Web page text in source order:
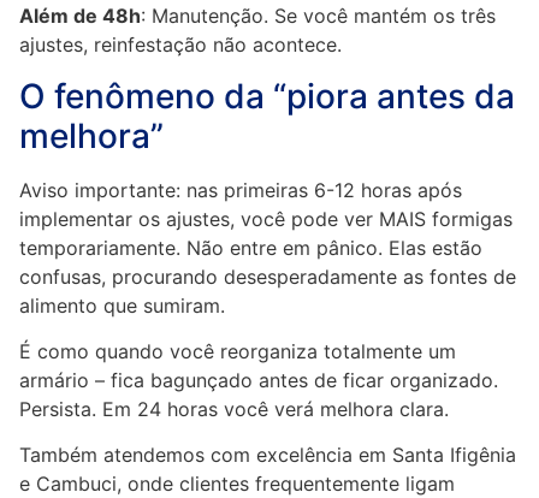
Além de 48h: Manutenção. Se você mantém os três
ajustes, reinfestação não acontece.
O fenômeno da “piora antes da
melhora”
Aviso importante: nas primeiras 6-12 horas após
implementar os ajustes, você pode ver MAIS formigas
temporariamente. Não entre em pânico. Elas estão
confusas, procurando desesperadamente as fontes de
alimento que sumiram.
É como quando você reorganiza totalmente um
armário – fica bagunçado antes de ficar organizado.
Persista. Em 24 horas você verá melhora clara.
Também atendemos com excelência em Santa Ifigênia
e Cambuci, onde clientes frequentemente ligam